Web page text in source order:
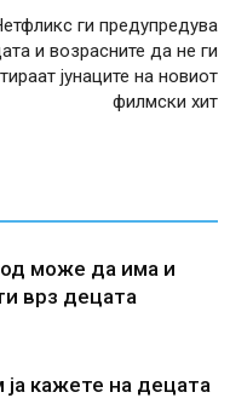
ги предупредува
и возрасните да не ги
јунаците на новиот
филмски хит
може да има и
врз децата
кажете на децата